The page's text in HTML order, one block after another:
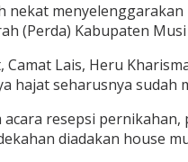
nekat
(Perda) Kabupaten
Lais, Heru
hajat seharusnya
acara resepsi
diadakan house